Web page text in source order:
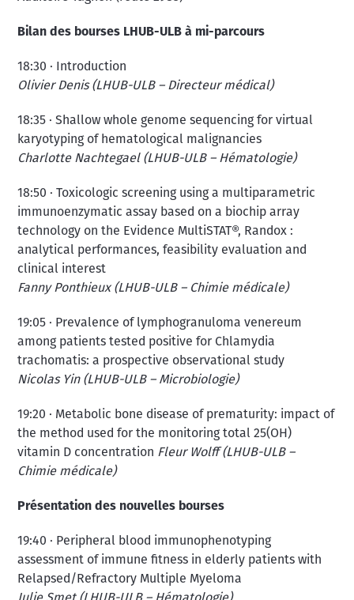
Bilan des bourses LHUB-ULB à mi-parcours
18:30 · Introduction
Olivier Denis (LHUB-ULB – Directeur médical)
18:35 · Shallow whole genome sequencing for virtual
karyotyping of hematological malignancies
Charlotte Nachtegael (LHUB-ULB – Hématologie)
18:50 · Toxicologic screening using a multiparametric
immunoenzymatic assay based on a biochip array
technology on the Evidence MultiSTAT®, Randox :
analytical performances, feasibility evaluation and
clinical interest
Fanny Ponthieux (LHUB-ULB – Chimie médicale)
19:05 · Prevalence of lymphogranuloma venereum
among patients tested positive for Chlamydia
trachomatis: a prospective observational study
Nicolas Yin (LHUB-ULB – Microbiologie)
19:20 · Metabolic bone disease of prematurity: impact of
the method used for the monitoring total 25(OH)
vitamin D concentration Fleur Wolff (LHUB-ULB –
Chimie médicale)
Présentation des nouvelles bourses
19:40 · Peripheral blood immunophenotyping
assessment of immune fitness in elderly patients with
Relapsed/Refractory Multiple Myeloma